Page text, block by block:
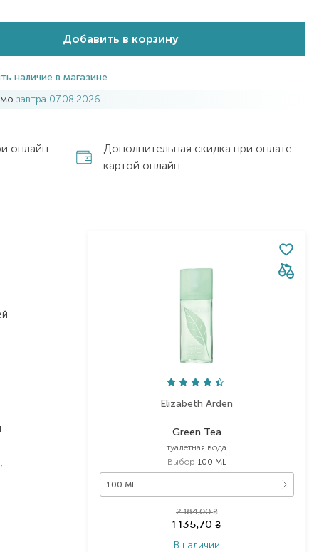
Добавить в корзину
наличие в магазине
завтра 07.08.2026
онлайн
Дополнительная скидка при оплате
картой онлайн
Elizabeth Arden
Green Tea
туалетная вода
Выбор 100 ML
100 ML
2 184,00₴
1 135,70₴
В наличии